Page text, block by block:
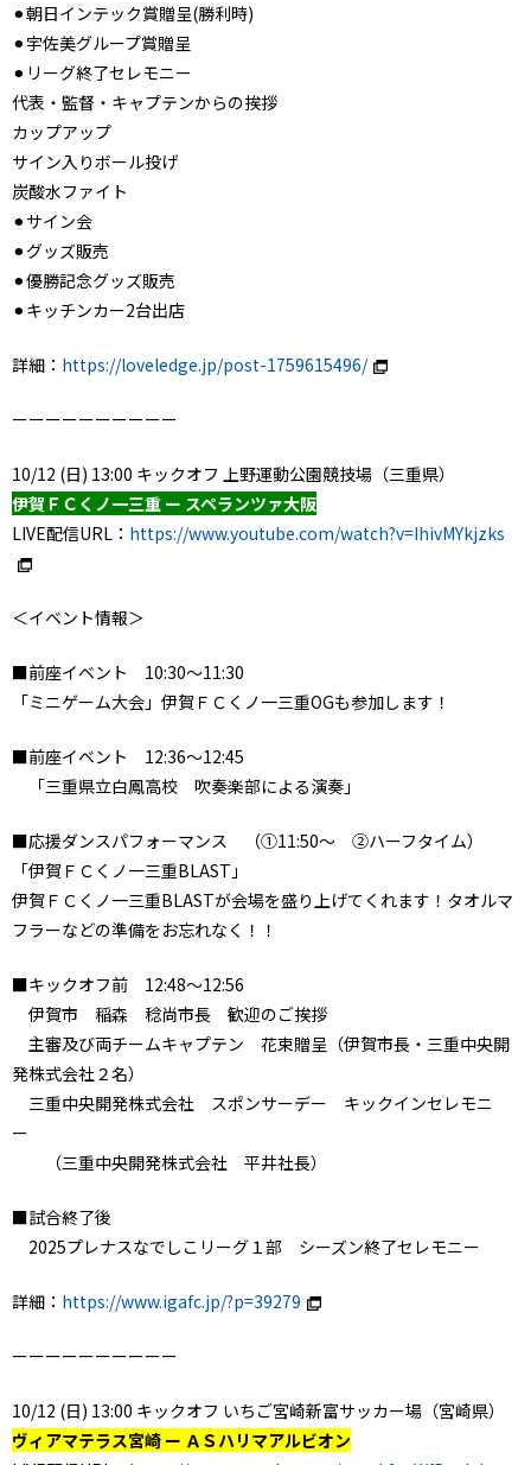
⚫︎朝日インテック賞贈呈(勝利時)
⚫︎宇佐美グループ賞贈呈
⚫︎リーグ終了セレモニー
代表・監督・キャプテンからの挨拶
カップアップ
サイン入りボール投げ
炭酸水ファイト
⚫︎サイン会
⚫︎グッズ販売
⚫︎優勝記念グッズ販売
⚫︎キッチンカー2台出店
詳細： https://loveledge.jp/post-1759615496/
ーーーーーーーーーー
10/12 (日) 13:00 キックオフ 上野運動公園競技場（三重県）
伊賀ＦＣくノ一三重 ー スペランツァ大阪
LIVE配信URL： https://www.youtube.com/watch?v=IhivMYkjzks
＜イベント情報＞
■前座イベント 10:30～11:30
「ミニゲーム大会」伊賀ＦＣくノ一三重OGも参加します！
■前座イベント 12:36～12:45
「三重県立白鳳高校 吹奏楽部による演奏」
■応援ダンスパフォーマンス （①11:50～ ②ハーフタイム）
「伊賀ＦＣくノ一三重BLAST」
伊賀ＦＣくノ一三重BLASTが会場を盛り上げてくれます！タオルマ
フラーなどの準備をお忘れなく！！
■キックオフ前 12:48～12:56
伊賀市 稲森 稔尚市長 歓迎のご挨拶
主審及び両チームキャプテン 花束贈呈（伊賀市長・三重中央開
発株式会社２名）
三重中央開発株式会社 スポンサーデー キックインセレモニ
ー
（三重中央開発株式会社 平井社長）
■試合終了後
2025プレナスなでしこリーグ１部 シーズン終了セレモニー
詳細： https://www.igafc.jp/?p=39279
ーーーーーーーーーー
10/12 (日) 13:00 キックオフ いちご宮崎新富サッカー場（宮崎県）
ヴィアマテラス宮崎 ー ＡＳハリマアルビオン